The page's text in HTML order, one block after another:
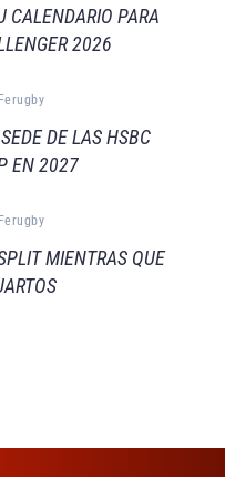
CALENDARIO PARA
2026
Ferugby
DE LAS HSBC
EN 2027
Ferugby
MIENTRAS QUE